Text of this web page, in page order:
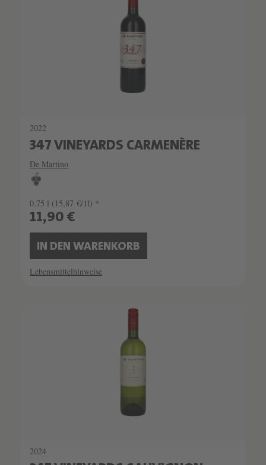
2022
347 VINEYARDS CARMENÈRE
De Martino
0.75 l (15,87 €/1l) *
11,90 €
IN DEN WARENKORB
Lebensmittelhinweise
2024